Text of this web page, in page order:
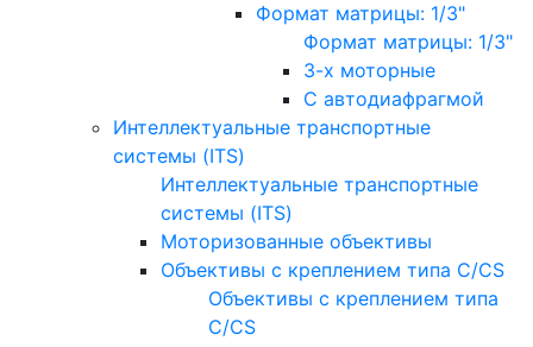
Формат матрицы: 1/3"
Формат матрицы: 1/3"
3-х моторные
С автодиафрагмой
Интеллектуальные транспортные
системы (ITS)
Интеллектуальные транспортные
системы (ITS)
Моторизованные объективы
Объективы с креплением типа C/CS
Объективы с креплением типа
C/CS